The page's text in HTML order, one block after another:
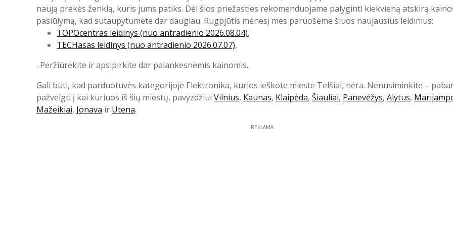
naują prekės ženklą, kuris jums patiks. Dėl šios priežasties rekomenduojame palyginti kiekvieną atskirą
pasiūlymą, kad sutaupytumėte dar daugiau. Rugpjūtis mėnesį mes paruošėme šiuos naujausius leidinius:
TOPOcentras leidinys (nuo antradienio 2026.08.04),
TECHasas leidinys (nuo antradienio 2026.07.07),
. Peržiūrėkite ir apsipirkite dar palankesnėmis kainomis.
Gali būti, kad parduotuvės kategorijoje Elektronika, kurios ieškote mieste Telšiai, nėra. Nenusiminkite –
pažvelgti į kai kuriuos iš šių miestų, pavyzdžiui Vilnius, Kaunas, Klaipėda, Šiauliai, Panevėžys, Alytus,
Mažeikiai, Jonava ir Utena.
REKLAMA